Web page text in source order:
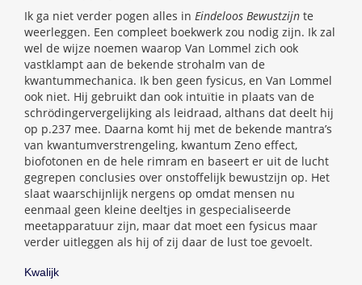
Ik ga niet verder pogen alles in Eindeloos Bewustzijn te
weerleggen. Een compleet boekwerk zou nodig zijn. Ik zal
wel de wijze noemen waarop Van Lommel zich ook
vastklampt aan de bekende strohalm van de
kwantummechanica. Ik ben geen fysicus, en Van Lommel
ook niet. Hij gebruikt dan ook intuïtie in plaats van de
schrödingervergelijking als leidraad, althans dat deelt hij
op p.237 mee. Daarna komt hij met de bekende mantra’s
van kwantumverstrengeling, kwantum Zeno effect,
biofotonen en de hele rimram en baseert er uit de lucht
gegrepen conclusies over onstoffelijk bewustzijn op. Het
slaat waarschijnlijk nergens op omdat mensen nu
eenmaal geen kleine deeltjes in gespecialiseerde
meetapparatuur zijn, maar dat moet een fysicus maar
verder uitleggen als hij of zij daar de lust toe gevoelt.
Kwalijk